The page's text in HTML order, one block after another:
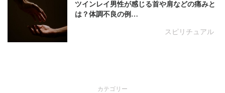
スピリチュアル
ツインレイ男性が感じる首や肩などの痛みと
は？体調不良の例…
カテゴリー